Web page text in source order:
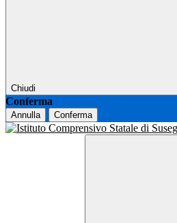
Chiudi
Conferma
Annulla Conferma